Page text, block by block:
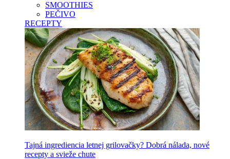
SMOOTHIES
PEČIVO
RECEPTY
Tajná ingrediencia letnej grilovačky? Dobrá nálada, nové
recepty a svieže chute